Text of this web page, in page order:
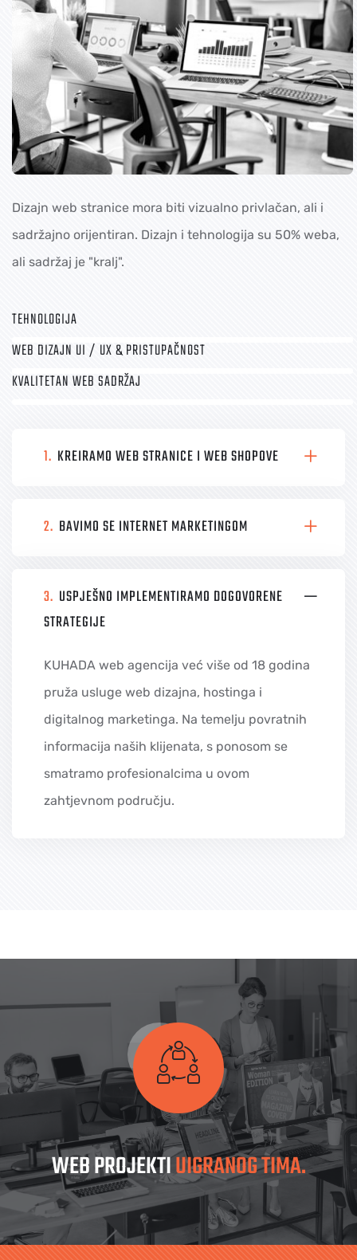
Dizajn web stranice mora biti vizualno privlačan, ali i
sadržajno orijentiran. Dizajn i tehnologija su 50% weba,
ali sadržaj je "kralj".
TEHNOLOGIJA
WEB DIZAJN UI / UX & PRISTUPAČNOST
KVALITETAN WEB SADRŽAJ
1. KREIRAMO WEB STRANICE I WEB SHOPOVE
2. BAVIMO SE INTERNET MARKETINGOM
3. USPJEŠNO IMPLEMENTIRAMO DOGOVORENE
STRATEGIJE
KUHADA web agencija već više od 18 godina
pruža usluge web dizajna, hostinga i
digitalnog marketinga. Na temelju povratnih
informacija naših klijenata, s ponosom se
smatramo profesionalcima u ovom
zahtjevnom području.
WEB PROJEKTIUIGRANOG TIMA.